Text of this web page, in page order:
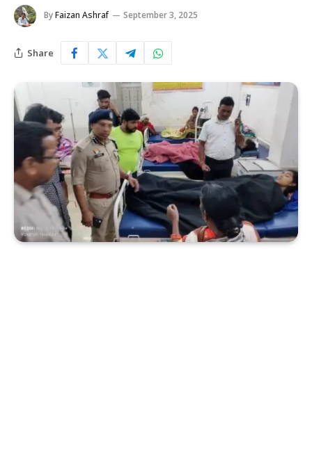
ByFaizan Ashraf September 3, 2025
Share